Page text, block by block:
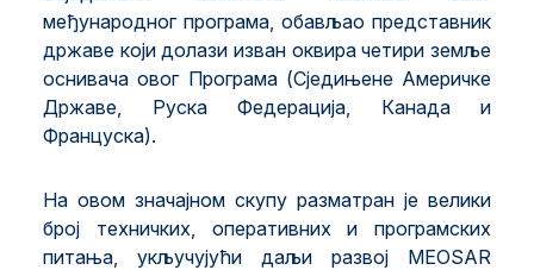
међународног програма, обављао представник
државе који долази изван оквира четири земље
оснивача овог Програма (Сједињене Америчке
Државе, Руска Федерација, Канада и
Француска).
На овом значајном скупу разматран је велики
број техничких, оперативних и програмских
питања, укључујући даљи развој MEOSAR